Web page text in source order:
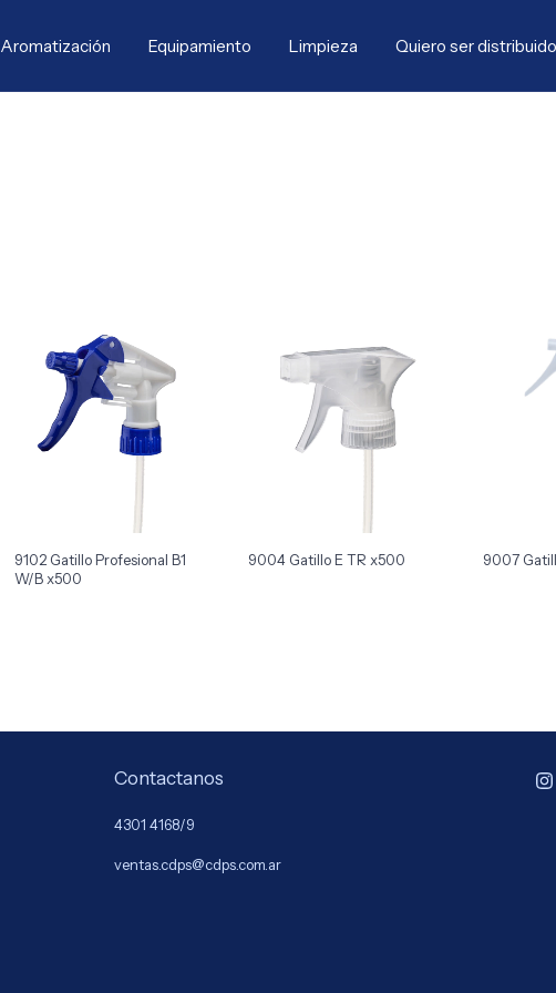
Aromatización Equipamiento Limpieza Quiero ser
9102 Gatillo Profesional B1
W/B x500
9004 Gatillo E TR x500 9007
Contactanos
4301 4168/9
ventas.cdps@cdps.com.ar